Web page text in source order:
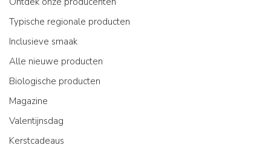
Typische regionale producten
Inclusieve smaak
Alle nieuwe producten
Biologische producten
Magazine
Valentijnsdag
Kerstcadeaus